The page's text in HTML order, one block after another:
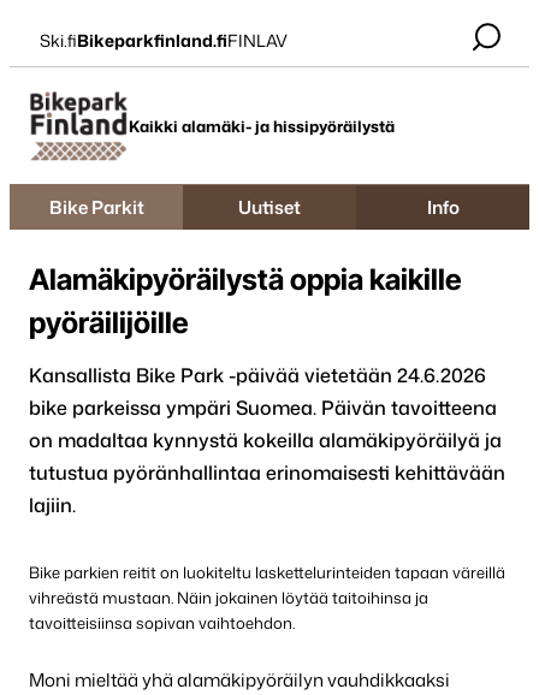
Siirry
suoraan
sisältöön
Ski.fiBikeparkfinland.fiFINLAV
Bikepark Finland Kaikki alamäki- ja hissipyöräilystä
Bike Parkit Uutiset Info
Alamäkipyöräilystä oppia kaikille
pyöräilijöille
Kansallista Bike Park -päivää vietetään 24.6.2026
bike parkeissa ympäri Suomea. Päivän tavoitteena
on madaltaa kynnystä kokeilla alamäkipyöräilyä ja
tutustua pyöränhallintaa erinomaisesti kehittävään
lajiin.
Bike parkien reitit on luokiteltu laskettelurinteiden tapaan väreillä
vihreästä mustaan. Näin jokainen löytää taitoihinsa ja
tavoitteisiinsa sopivan vaihtoehdon.
Moni mieltää yhä alamäkipyöräilyn vauhdikkaaksi